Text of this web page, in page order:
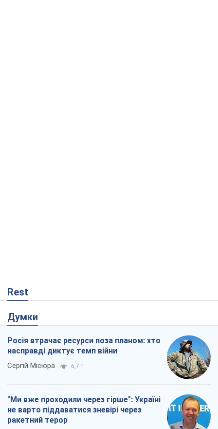
Rest
Думки
Росія втрачає ресурси поза планом: хто
насправді диктує темп війни
Сергій Місюра 6,7 т.
"Ми вже проходили через гірше": Україні
не варто піддаватися зневірі через
ракетний терор